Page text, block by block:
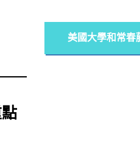
美國大學和常春